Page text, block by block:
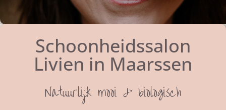
Schoonheidssalon
Livien in Maarssen
Natuurlijk mooi & biologisch